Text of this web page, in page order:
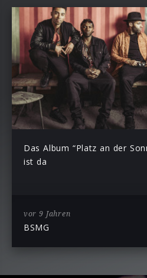
Das Album “Platz an der
ist da
vor 9 Jahren
BSMG